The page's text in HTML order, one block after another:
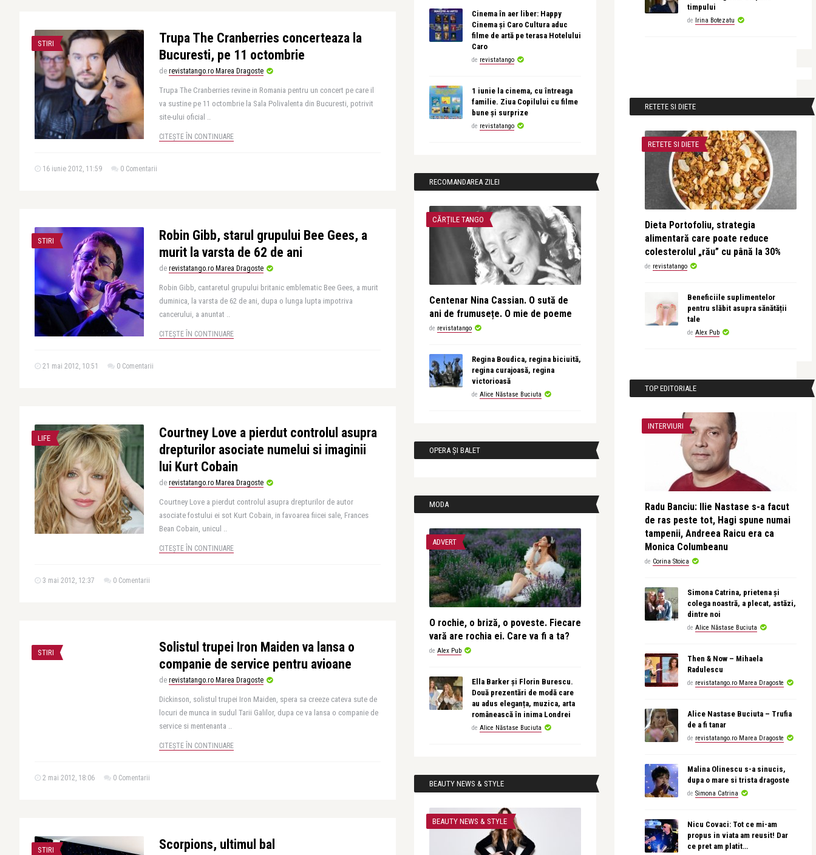
STIRI
Trupa The Cranberries concerteaza la
Bucuresti, pe 11 octombrie
de revistatango.ro Marea Dragoste
Trupa The Cranberries revine in Romania pentru un concert pe care il
va sustine pe 11 octombrie la Sala Polivalenta din Bucuresti, potrivit
site-ului oficial ..
CITEȘTE ÎN CONTINUARE
16 iunie 2012, 11:59 0 Comentarii
STIRI
Robin Gibb, starul grupului Bee Gees, a
murit la varsta de 62 de ani
de revistatango.ro Marea Dragoste
Robin Gibb, cantaretul grupului britanic emblematic Bee Gees, a murit
duminica, la varsta de 62 de ani, dupa o lunga lupta impotriva
cancerului, a anuntat ..
CITEȘTE ÎN CONTINUARE
21 mai 2012, 10:51 0 Comentarii
LIFE
Courtney Love a pierdut controlul asupra
drepturilor asociate numelui si imaginii
lui Kurt Cobain
de revistatango.ro Marea Dragoste
Courtney Love a pierdut controlul asupra drepturilor de autor
asociate fostului ei sot Kurt Cobain, in favoarea fiicei sale, Frances
Bean Cobain, unicul ..
CITEȘTE ÎN CONTINUARE
3 mai 2012, 12:37 0 Comentarii
STIRI
Solistul trupei Iron Maiden va lansa o
companie de service pentru avioane
de revistatango.ro Marea Dragoste
Dickinson, solistul trupei Iron Maiden, spera sa creeze cateva sute de
locuri de munca in sudul Tarii Galilor, dupa ce va lansa o companie de
service si mentenanta ..
CITEȘTE ÎN CONTINUARE
2 mai 2012, 18:06 0 Comentarii
STIRI Scorpions, ultimul bal
Cinema în aer liber: Happy
Cinema și Caro Cultura aduc
filme de artă pe terasa Hotelului
Caro
de revistatango
1 iunie la cinema, cu întreaga
familie. Ziua Copilului cu filme
bune și surprize
de revistatango
RECOMANDAREA ZILEI
CĂRȚILE TANGO
Centenar Nina Cassian. O sută de
ani de frumusețe. O mie de poeme
de revistatango
Regina Boudica, regina biciuită,
regina curajoasă, regina
victorioasă
de Alice Năstase Buciuta
OPERA ȘI BALET
MODA
ADVERT
O rochie, o briză, o poveste. Fiecare
vară are rochia ei. Care va fi a ta?
de Alex Pub
Ella Barker și Florin Burescu.
Două prezentări de modă care
au adus eleganța, muzica, arta
românească în inima Londrei
de Alice Năstase Buciuta
BEAUTY NEWS & STYLE
BEAUTY NEWS & STYLE
timpului
de Irina Botezatu
RETETE SI DIETE
RETETE SI DIETE
Dieta Portofoliu, strategia
alimentară care poate reduce
colesterolul „rău” cu până la 30%
de revistatango
Beneficiile suplimentelor
pentru slăbit asupra sănătății
tale
de Alex Pub
TOP EDITORIALE
INTERVIURI
Radu Banciu: Ilie Nastase s-a facut
de ras peste tot, Hagi spune numai
tampenii, Andreea Raicu era ca
Monica Columbeanu
de Corina Stoica
Simona Catrina, prietena și
colega noastră, a plecat, astăzi,
dintre noi
de Alice Năstase Buciuta
Then & Now – Mihaela
Radulescu
de revistatango.ro Marea Dragoste
Alice Nastase Buciuta – Trufia
de a fi tanar
de revistatango.ro Marea Dragoste
Malina Olinescu s-a sinucis,
dupa o mare si trista dragoste
de Simona Catrina
Nicu Covaci: Tot ce mi-am
propus in viata am reusit! Dar
ce pret am platit…